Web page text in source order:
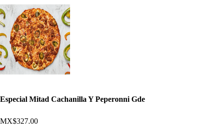
Especial Mitad Cachanilla Y Peperonni Gde
MX$327.00